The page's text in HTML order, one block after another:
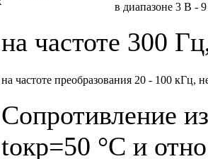
в диапазоне 3 В -
на частоте 300
на частоте преобразования 20 - 100 кГц,
Сопротивление
tокр=50 °С и